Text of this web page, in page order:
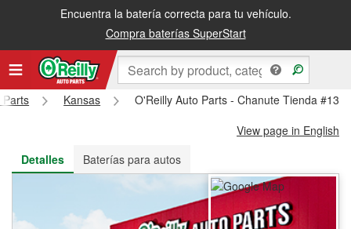
Encuentra la batería correcta para tu vehículo.
Compra baterías SuperStart
Recibe tu orden gratis al día siguiente o recógela en la tienda
Parts Kansas
O'Reilly Auto Parts - Chanute Tienda #136
View page in English
Detalles
Baterías para autos